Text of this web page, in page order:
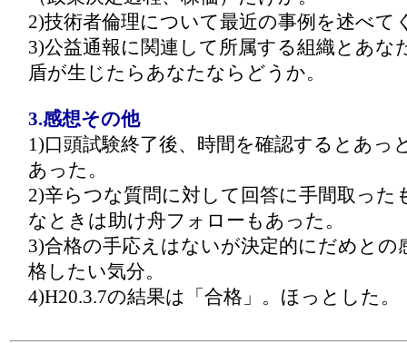
2)技術者倫理について最近の事例を述べて
3)公益通報に関連して所属する組織とあな
盾が生じたらあなたならどうか。
3.感想その他
1)口頭試験終了後、時間を確認するとあっ
あった。
2)辛らつな質問に対して回答に手間取った
なときは助け舟フォローもあった。
3)合格の手応えはないが決定的にだめとの
格したい気分。
4)H20.3.7の結果は「合格」。ほっとした。